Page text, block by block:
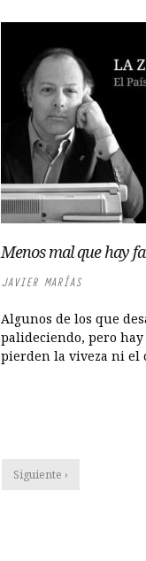
Menos mal que hay
JAVIER MARÍAS
Algunos de los que
palideciendo, pero hay
pierden la viveza ni el
Siguiente ›